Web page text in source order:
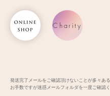
Charity
発送完了メールをご確認頂けないことが多々ある
お手数ですが迷惑メールフォルダを一度ご確認